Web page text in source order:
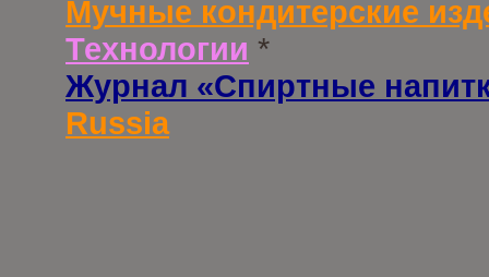
Мучные кондитерские
Технологии *
Журнал «Спиртные
Russia